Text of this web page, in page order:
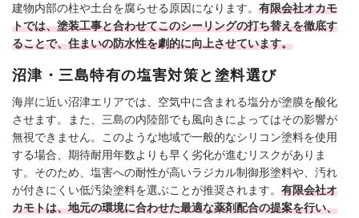
建物内部の柱や土台を腐らせる原因になります。 有限会社オカモ
トでは、塗装工事と合わせてこのシーリングの打ち替えを徹底す
ることで、住まいの防水性を劇的に向上させています。
沼津・三島特有の塩害対策と塗料選び
海岸に近い沼津エリアでは、空気中に含まれる塩分が塗膜を酸化
させます。また、三島の内陸部でも風向きによってはその影響が
無視できません。このような地域で一般的なシリコン塗料を使用
する場合、期待耐用年数よりも早く劣化が進むリスクがありま
す。そのため、塩害への耐性が高いラジカル制御形塗料や、汚れ
が付きにくい低汚染塗料を選ぶことが推奨されます。 有限会社オ
カモトは、地元の環境に合わせた最適な薬剤配合の提案を行い、